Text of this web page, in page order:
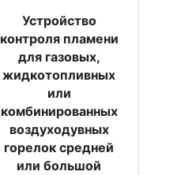
Устройство
контроля пламени
для газовых,
жидкотопливных
или
комбинированных
воздуходувных
горелок средней
или большой